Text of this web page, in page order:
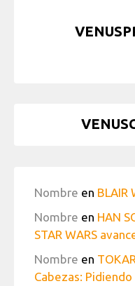
Nombre en BLAIR
Nombre en HAN
STAR WARS
Nombre en
Cabezas: Pidiendo